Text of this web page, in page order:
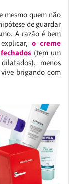
mesmo quem não
de guardar
A razão é bem
o creme
(tem um
menos
brigando com